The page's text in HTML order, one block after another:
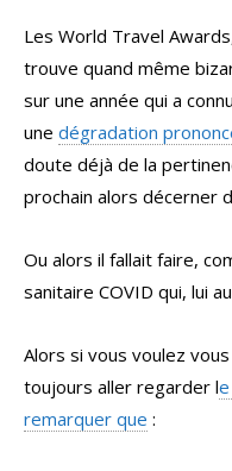
Les World Travel
trouve quand même
sur une année qui a
une dégradation
doute déjà de la
prochain alors décerner
Ou alors il fallait faire,
sanitaire COVID qui, lui
Alors si vous voulez
toujours aller regarder l
remarquer que :